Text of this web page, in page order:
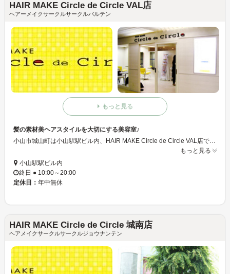
HAIR MAKE Circle de Circle VAL店
ヘアーメイクサークルサークルバルテン
もっと見る
髪の素材美ヘアスタイルを大切にする美容室♪
小山市城山町は小山駅駅ビル内、HAIR MAKE Circle de Circle VAL店では、美の追求を基本テーマとし、お客様の声「もっとキレイにを」叶えるため美容スタッフの技術とサービスと人間性の向上を目指し、地域の皆様に愛され続ける美容室を目指したいと思います。
もっと見る
小山駅駅ビル内
終日 ● 10:00～20:00
定休日： 年中無休
HAIR MAKE Circle de Circle 城南店
ヘアメイクサークルサークルジョウナンテン